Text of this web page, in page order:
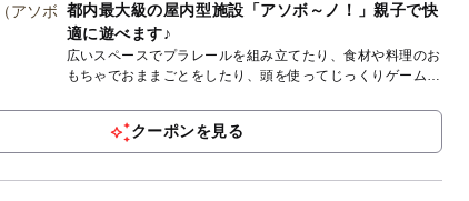
都内最大級の屋内型施設「アソボ～ノ！」親子で快
適に遊べます♪
広いスペースでプラレールを組み立てたり、食材や料理のお
もちゃでおままごとをしたり、頭を使ってじっくりゲームを
す。 都内...
クーポンを見る